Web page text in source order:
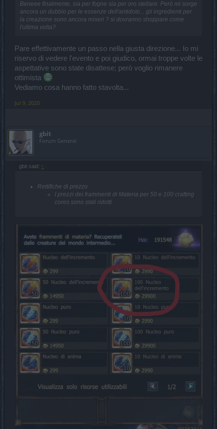
Beneee finalmente, sia per fogne sia per oro stellare. Però mi sorge
ancora un dubbio per le essenze dell'antidoto... gli ingredienti per
la creazione sono ancora miseri ? si dovranno shoppare come
l'ultima volta?
Pare effettivamente un passo nella giusta direzione... Io mi
riservo di vedere l'evento e poi giudico, ormai troppe volte le
aspettative sono state disattese; però voglio rimanere
ottimista
Vediamo cosa hanno fatto stavolta...
Jul 9, 2020
gbit
Forum General
gbit said: ↑
Rettifiche di prezzo
I prezzi dei frammenti di Materia per 50 e 100 crafting
cores sono stati ridotti